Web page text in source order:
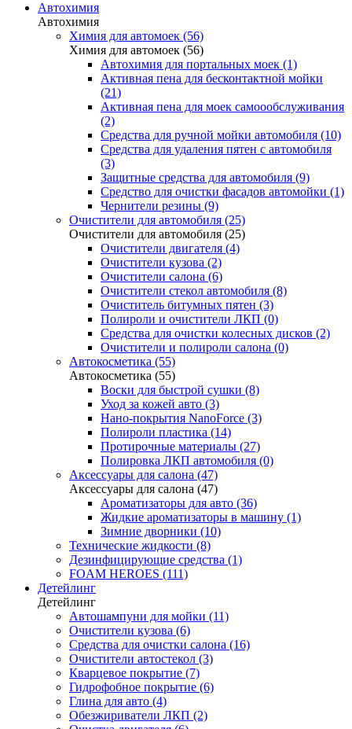
Автохимия
Автохимия
Химия для автомоек (56)
Химия для автомоек (56)
Автохимия для портальных моек (1)
Активная пена для бесконтактной мойки
(21)
Активная пена для моек самоообслуживания
(2)
Средства для ручной мойки автомобиля (10)
Средства для удаления пятен с автомобиля
(3)
Защитные средства для автомобиля (9)
Средство для очистки фасадов автомойки (1)
Чернители резины (9)
Очистители для автомобиля (25)
Очистители для автомобиля (25)
Очистители двигателя (4)
Очистители кузова (2)
Очистители салона (6)
Очистители стекол автомобиля (8)
Очиститель битумных пятен (3)
Полироли и очистители ЛКП (0)
Средства для очистки колесных дисков (2)
Очистители и полироли салона (0)
Автокосметика (55)
Автокосметика (55)
Воски для быстрой сушки (8)
Уход за кожей авто (3)
Нано-покрытия NanoForce (3)
Полироли пластика (14)
Протирочные материалы (27)
Полировка ЛКП автомобиля (0)
Аксессуары для салона (47)
Аксессуары для салона (47)
Ароматизаторы для авто (36)
Жидкие ароматизаторы в машину (1)
Зимние дворники (10)
Технические жидкости (8)
Дезинфицирующие средства (1)
FOAM HEROES (111)
Детейлинг
Детейлинг
Автошампуни для мойки (11)
Очистители кузова (6)
Средства для очистки салона (16)
Очистители автостекол (3)
Кварцевое покрытие (7)
Гидрофобное покрытие (6)
Глина для авто (4)
Обезжириватели ЛКП (2)